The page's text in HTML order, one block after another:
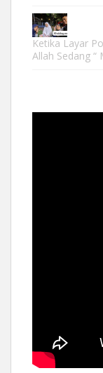
Ketika Layar
Allah Sedang “